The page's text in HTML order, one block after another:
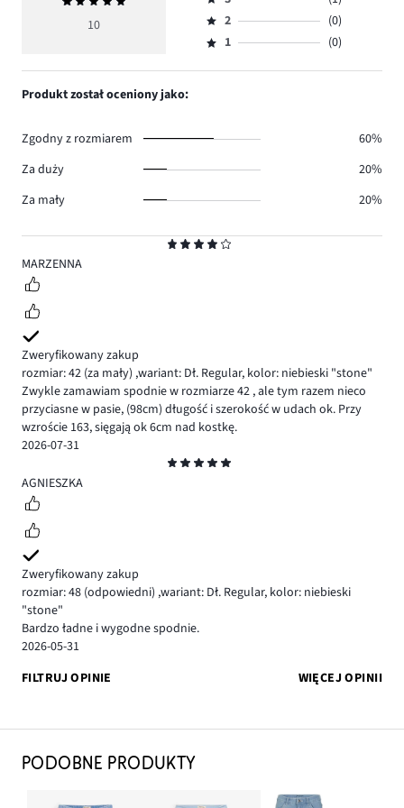
4
MARZENNA
Zweryfikowany zakup
rozmiar: 42 (za mały) ,wariant: Dł. Regular, kolor: niebieski "stone"
Zwykle zamawiam spodnie w rozmiarze 42 , ale tym razem nieco
przyciasne w pasie, (98cm) długość i szerokość w udach ok. Przy
wzroście 163, sięgają ok 6cm nad kostkę.
2026-07-31
5
AGNIESZKA
Zweryfikowany zakup
rozmiar: 48 (odpowiedni) ,wariant: Dł. Regular, kolor: niebieski
"stone"
Bardzo ładne i wygodne spodnie.
2026-05-31
FILTRUJ OPINIE
WIĘCEJ OPINII
ocena
10
głosów
8.
ilość
głosów
Ocena
3,
ilość
Ocena
2,
2
(0)
Ocena
1,
1 (0)
Produkt został oceniony jako:
Zgodny z rozmiarem
60%
Za duży
20%
Za mały
20%
PODOBNE PRODUKTY